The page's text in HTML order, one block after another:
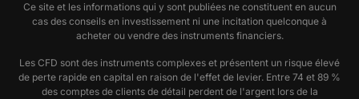
Ce site et les informations qui y sont publiées ne constituent en aucun
cas des conseils en investissement ni une incitation quelconque à
acheter ou vendre des instruments financiers.
Les CFD sont des instruments complexes et présentent un risque élevé
de perte rapide en capital en raison de l'effet de levier. Entre 74 et 89 %
des comptes de clients de détail perdent de l'argent lors de la